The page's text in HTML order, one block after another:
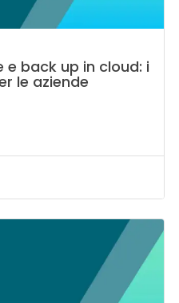
back up in cloud: i
le aziende